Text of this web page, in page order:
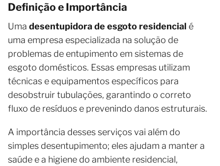
Definição e Importância
Uma desentupidora de esgoto residencial é
uma empresa especializada na solução de
problemas de entupimento em sistemas de
esgoto domésticos. Essas empresas utilizam
técnicas e equipamentos específicos para
desobstruir tubulações, garantindo o correto
fluxo de resíduos e prevenindo danos estruturais.
A importância desses serviços vai além do
simples desentupimento; eles ajudam a manter a
saúde e a higiene do ambiente residencial,